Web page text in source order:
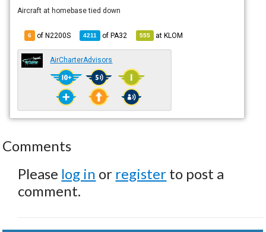
Aircraft at homebase tied down
6 of N2200S 4211 ofPA32 555 atKLOM
AirCharterAdvisors
Comments
Please log in or register to post a
comment.